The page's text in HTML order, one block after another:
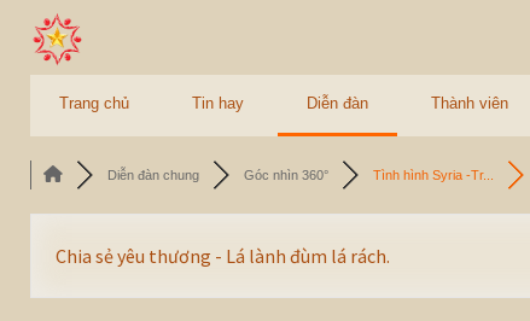
Trang chủ Tin hay Diễn đàn Thành viên
Diễn đàn chung Góc nhìn 360° Tình hình Syria -Tr...
Chia sẻ yêu thương - Lá lành đùm lá rách.